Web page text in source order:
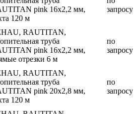
pink 16х2,2 мм,
120 м
запросу
RAUTITAN,
труба
pink 16х2,2 мм,
отрезки 6 м
по
запросу
RAUTITAN,
труба
pink 20х2,8 мм,
120 м
по
запросу